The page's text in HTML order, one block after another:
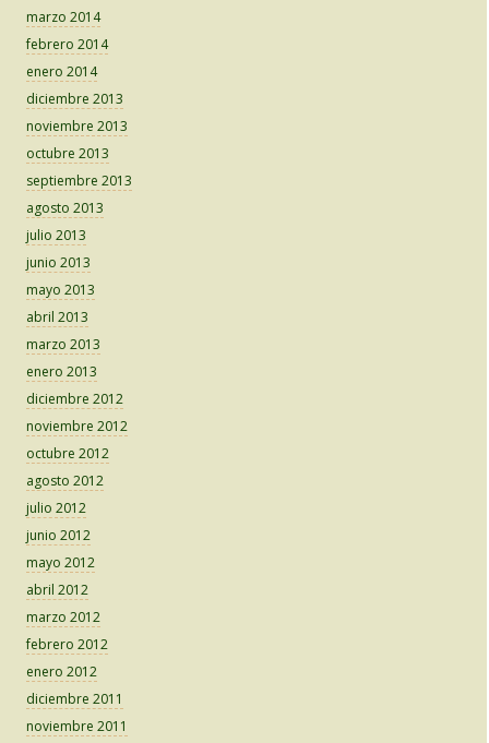
marzo 2014
febrero 2014
enero 2014
diciembre 2013
noviembre 2013
octubre 2013
septiembre 2013
agosto 2013
julio 2013
junio 2013
mayo 2013
abril 2013
marzo 2013
enero 2013
diciembre 2012
noviembre 2012
octubre 2012
agosto 2012
julio 2012
junio 2012
mayo 2012
abril 2012
marzo 2012
febrero 2012
enero 2012
diciembre 2011
noviembre 2011